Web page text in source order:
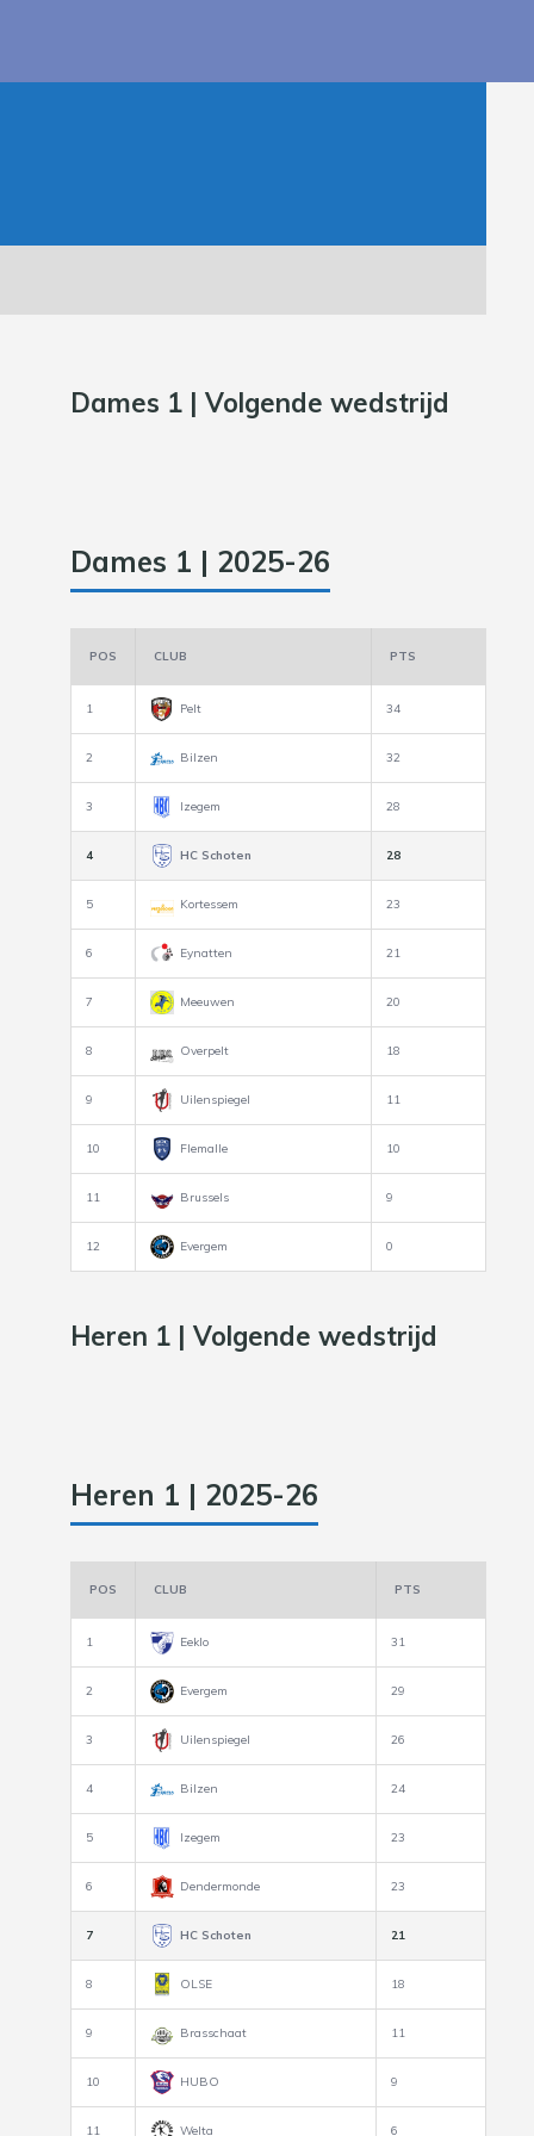
Dames 1 | Volgende wedstrijd
Dames 1 | 2025-26
POS CLUB PTS
1 Pelt 34
2 Bilzen 32
3 Izegem 28
4 HC Schoten 28
5 Kortessem 23
6 Eynatten 21
7 Meeuwen 20
8 Overpelt 18
9 Uilenspiegel 11
10 Flemalle 10
11 Brussels 9
12 Evergem 0
Heren 1 | Volgende wedstrijd
Heren 1 | 2025-26
POS CLUB PTS
1 Eeklo 31
2 Evergem 29
3 Uilenspiegel 26
4 Bilzen 24
5 Izegem 23
6 Dendermonde 23
7 HC Schoten 21
8 OLSE 18
9 Brasschaat 11
10 HUBO 9
11 Welta 6